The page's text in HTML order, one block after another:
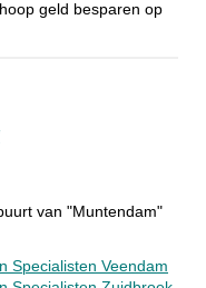
geld besparen op
van "Muntendam"
Specialisten Veendam